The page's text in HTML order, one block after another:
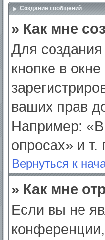
Создание сообщений
» Как мне
Для
кнопке в
ваших прав
Например:
опросах» и т.
Вернуться к
» Как мне
Если вы не